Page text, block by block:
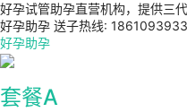
好孕试管助孕直营机构，提供三
好孕助孕 送子热线:
好孕助孕
套餐A